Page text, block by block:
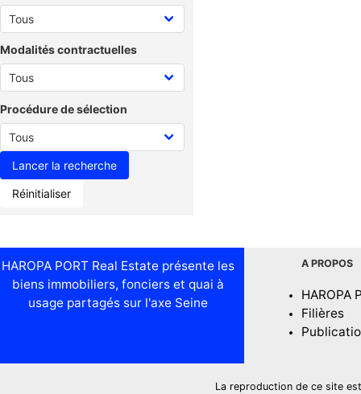
Modalités contractuelles
Procédure de sélection
Réinitialiser
HAROPA PORT Real Estate présente les
biens immobiliers, fonciers et quai à
usage partagés sur l'axe Seine
A PROPOS
HAROPA
Filières
La reproduction de ce site